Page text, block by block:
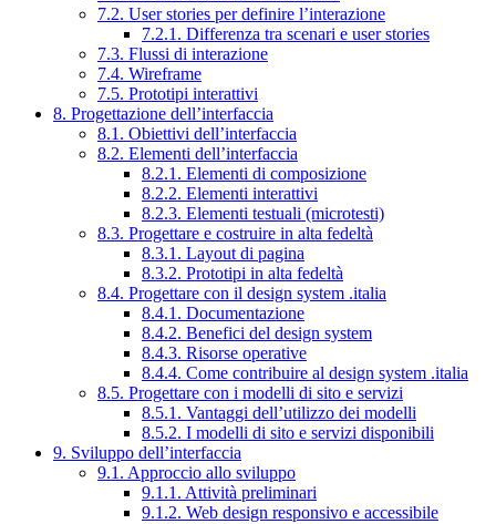
7.2. User stories per definire l’interazione
7.2.1. Differenza tra scenari e user stories
7.3. Flussi di interazione
7.4. Wireframe
7.5. Prototipi interattivi
8. Progettazione dell’interfaccia
8.1. Obiettivi dell’interfaccia
8.2. Elementi dell’interfaccia
8.2.1. Elementi di composizione
8.2.2. Elementi interattivi
8.2.3. Elementi testuali (microtesti)
8.3. Progettare e costruire in alta fedeltà
8.3.1. Layout di pagina
8.3.2. Prototipi in alta fedeltà
8.4. Progettare con il design system .italia
8.4.1. Documentazione
8.4.2. Benefici del design system
8.4.3. Risorse operative
8.4.4. Come contribuire al design system .italia
8.5. Progettare con i modelli di sito e servizi
8.5.1. Vantaggi dell’utilizzo dei modelli
8.5.2. I modelli di sito e servizi disponibili
9. Sviluppo dell’interfaccia
9.1. Approccio allo sviluppo
9.1.1. Attività preliminari
9.1.2. Web design responsivo e accessibile